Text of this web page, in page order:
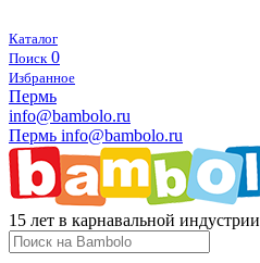
Каталог
Поиск 0
Избранное
Пермь
info@bambolo.ru
Пермь info@bambolo.ru
15 лет в карнавальной индустрии